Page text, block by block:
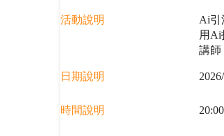
活動說明
Ai引
用Ai
講師
日期說明
時間說明